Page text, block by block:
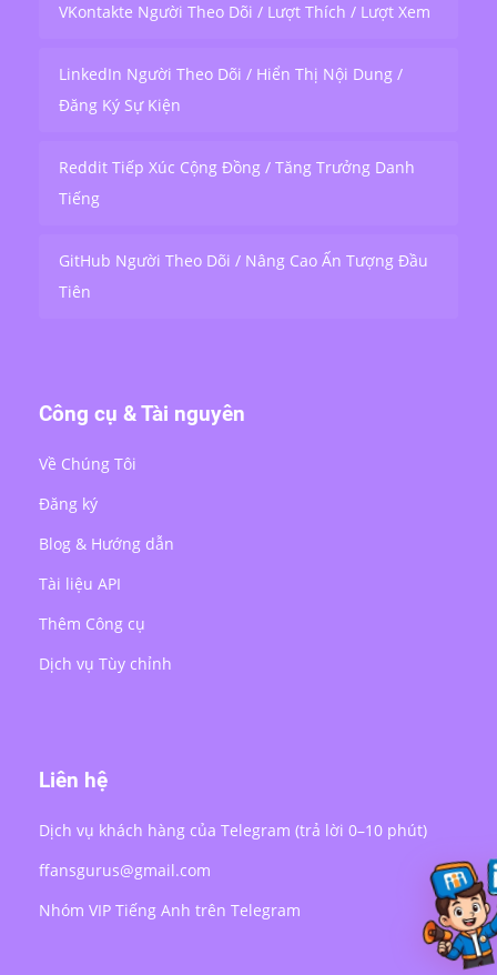
VKontakte Người Theo Dõi / Lượt Thích / Lượt Xem
LinkedIn Người Theo Dõi / Hiển Thị Nội Dung /
Đăng Ký Sự Kiện
Reddit Tiếp Xúc Cộng Đồng / Tăng Trưởng Danh
Tiếng
GitHub Người Theo Dõi / Nâng Cao Ấn Tượng Đầu
Tiên
Công cụ & Tài nguyên
Về Chúng Tôi
Đăng ký
Blog & Hướng dẫn
Tài liệu API
Thêm Công cụ
Dịch vụ Tùy chỉnh
Liên hệ
Dịch vụ khách hàng của Telegram (trả lời 0–10 phút)
ffansgurus@gmail.com
Nhóm VIP Tiếng Anh trên Telegram